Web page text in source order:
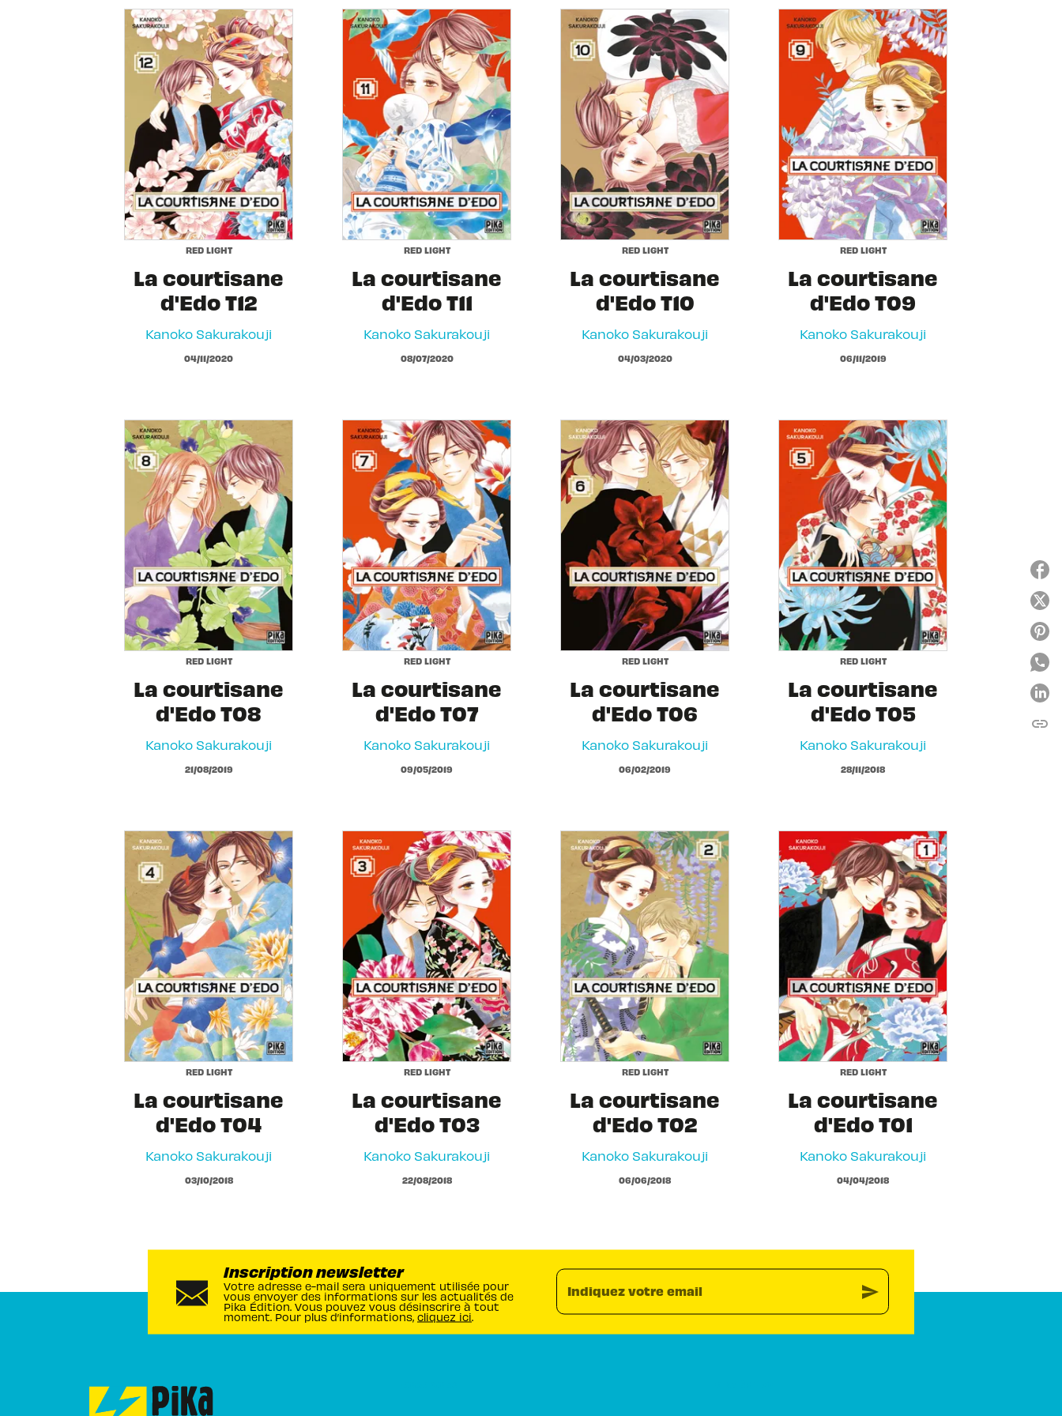
RED LIGHT
La courtisane
d'Edo T12
Kanoko Sakurakouji
04/11/2020
RED LIGHT
La courtisane
d'Edo T11
Kanoko Sakurakouji
08/07/2020
RED LIGHT
La courtisane
d'Edo T10
Kanoko Sakurakouji
04/03/2020
RED LIGHT
La courtisane
d'Edo T09
Kanoko Sakurakouji
06/11/2019
RED LIGHT
La courtisane
d'Edo T08
Kanoko Sakurakouji
21/08/2019
RED LIGHT
La courtisane
d'Edo T07
Kanoko Sakurakouji
09/05/2019
RED LIGHT
La courtisane
d'Edo T06
Kanoko Sakurakouji
06/02/2019
RED LIGHT
La courtisane
d'Edo T05
Kanoko Sakurakouji
28/11/2018
RED LIGHT
La courtisane
d'Edo T04
Kanoko Sakurakouji
03/10/2018
RED LIGHT
La courtisane
d'Edo T03
Kanoko Sakurakouji
22/08/2018
RED LIGHT
La courtisane
d'Edo T02
Kanoko Sakurakouji
06/06/2018
RED LIGHT
La courtisane
d'Edo T01
Kanoko Sakurakouji
04/04/2018
link
Inscription newsletter
Votre adresse e-mail sera uniquement utilisée pour
vous envoyer des informations sur les actualités de
Pika Édition. Vous pouvez vous désinscrire à tout
moment. Pour plus d’informations, cliquez ici
Indiquez votre email send